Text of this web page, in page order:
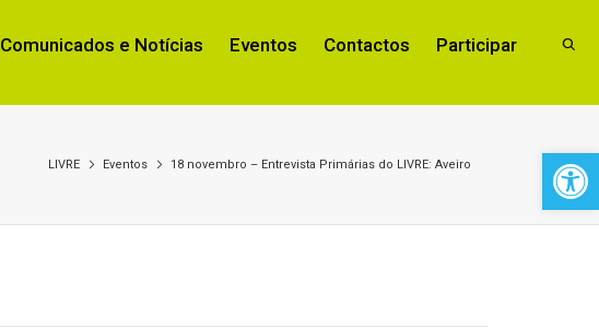
Comunicados e Notícias Eventos Contactos Participar
LIVRE Eventos 18 novembro – Entrevista Primárias do LIVRE: Aveiro